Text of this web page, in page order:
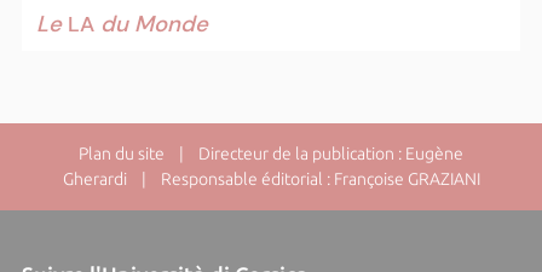
LeLA du Monde
Plan du site | Directeur de la publication : Eugène
Gherardi | Responsable éditorial : Françoise GRAZIANI